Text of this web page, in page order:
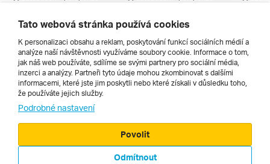
10 360 Kč 16 234 Kč
Všechny
Cestopisy
Tato webová stránka používá cookies
K personalizaci obsahu a reklam, poskytování funkcí sociálních médií a
analýze naší návštěvnosti využíváme soubory cookie. Informace o tom,
jak náš web používáte, sdílíme se svými partnery pro sociální média,
inzerci a analýzy. Partneři tyto údaje mohou zkombinovat s dalšími
informacemi, které jste jim poskytli nebo které získali v důsledku toho,
že používáte jejich služby.
Podrobné nastavení
Odmítnout
Povolit